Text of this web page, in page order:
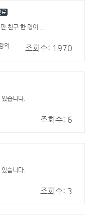
친구 한 명이 ...
의 조회수: 1970
습니다.
조회수: 6
습니다.
조회수: 3